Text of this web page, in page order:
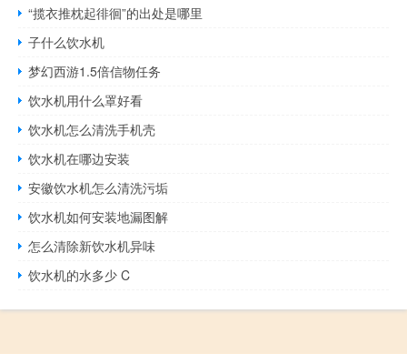
“揽衣推枕起徘徊”的出处是哪里
子什么饮水机
梦幻西游1.5倍信物任务
饮水机用什么罩好看
饮水机怎么清洗手机壳
饮水机在哪边安装
安徽饮水机怎么清洗污垢
饮水机如何安装地漏图解
怎么清除新饮水机异味
饮水机的水多少 C